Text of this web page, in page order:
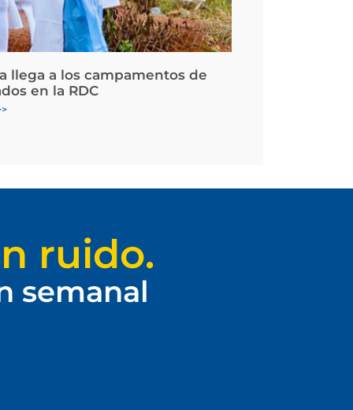
llega a los campamentos de
en la RDC
ruido.
semanal